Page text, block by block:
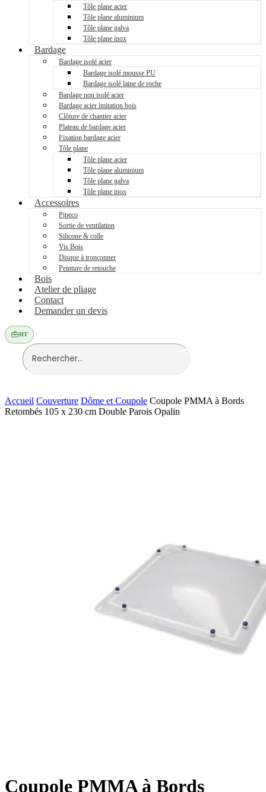
Tôle plane acier
Tôle plane aluminium
Tôle plane galva
Tôle plane inox
Bardage
Bardage isolé acier
Bardage isolé mousse PU
Bardage isolé laine de roche
Bardage non isolé acier
Bardage acier imitation bois
Clôture de chantier acier
Plateau de bardage acier
Fixation bardage acier
Tôle plane
Tôle plane acier
Tôle plane aluminium
Tôle plane galva
Tôle plane inox
Accessoires
Pipeco
Sortie de ventilation
Silicone & colle
Vis Bois
Disque à tronçonner
Peinture de retouche
Bois
Atelier de pliage
Contact
Demander un devis
HT
Accueil Couverture Dôme et Coupole Coupole PMMA à Bords
Retombés 105 x 230 cm Double Parois Opalin
Coupole PMMA à Bords